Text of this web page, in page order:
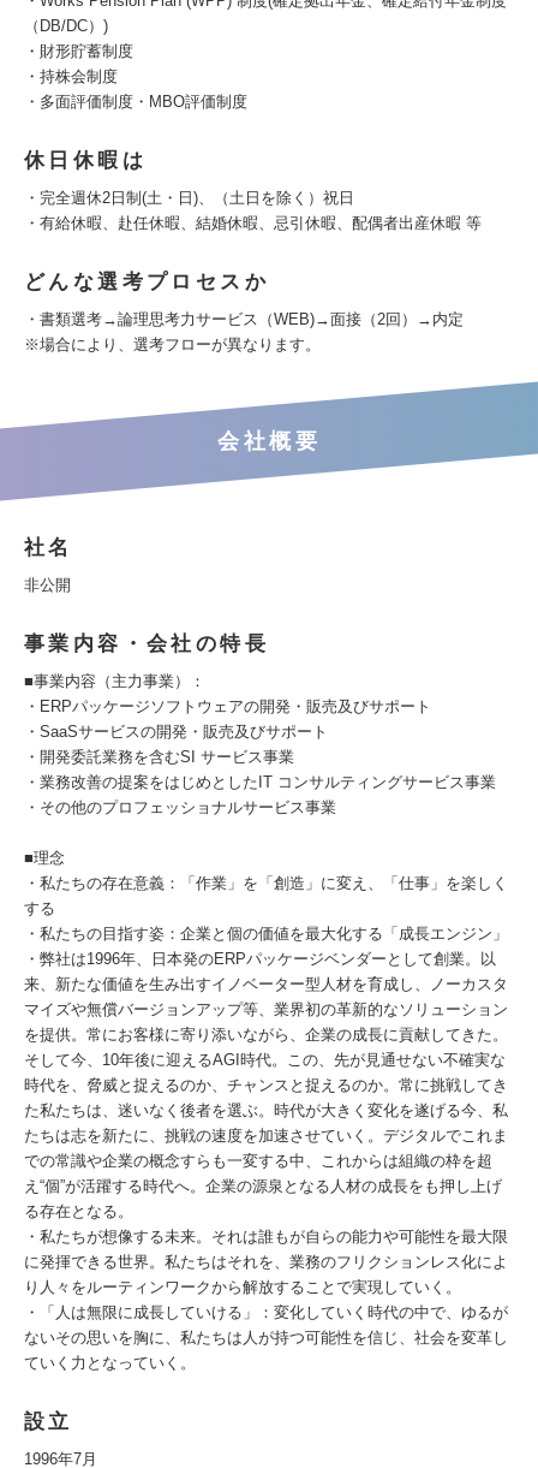
（DB/DC）)
・財形貯蓄制度
・持株会制度
・多面評価制度・MBO評価制度
休日休暇は
・完全週休2日制(土・日)、（土日を除く）祝日
・有給休暇、赴任休暇、結婚休暇、忌引休暇、配偶者出産休暇 等
どんな選考プロセスか
・書類選考→論理思考力サービス（WEB)→面接（2回）→内定
※場合により、選考フローが異なります。
会社概要
社名
非公開
事業内容・会社の特長
■事業内容（主力事業）：
・ERPパッケージソフトウェアの開発・販売及びサポート
・SaaSサービスの開発・販売及びサポート
・開発委託業務を含むSI サービス事業
・業務改善の提案をはじめとしたIT コンサルティングサービス事業
・その他のプロフェッショナルサービス事業
■理念
・私たちの存在意義：「作業」を「創造」に変え、「仕事」を楽しく
する
・私たちの目指す姿：企業と個の価値を最大化する「成長エンジン」
・弊社は1996年、日本発のERPパッケージベンダーとして創業。以
来、新たな価値を生み出すイノベーター型人材を育成し、ノーカスタ
マイズや無償バージョンアップ等、業界初の革新的なソリューション
を提供。常にお客様に寄り添いながら、企業の成長に貢献してきた。
そして今、10年後に迎えるAGI時代。この、先が見通せない不確実な
時代を、脅威と捉えるのか、チャンスと捉えるのか。常に挑戦してき
た私たちは、迷いなく後者を選ぶ。時代が大きく変化を遂げる今、私
たちは志を新たに、挑戦の速度を加速させていく。デジタルでこれま
での常識や企業の概念すらも一変する中、これからは組織の枠を超
え“個”が活躍する時代へ。企業の源泉となる人材の成長をも押し上げ
る存在となる。
・私たちが想像する未来。それは誰もが自らの能力や可能性を最大限
に発揮できる世界。私たちはそれを、業務のフリクションレス化によ
り人々をルーティンワークから解放することで実現していく。
・「人は無限に成長していける」：変化していく時代の中で、ゆるが
ないその思いを胸に、私たちは人が持つ可能性を信じ、社会を変革し
ていく力となっていく。
設立
1996年7月